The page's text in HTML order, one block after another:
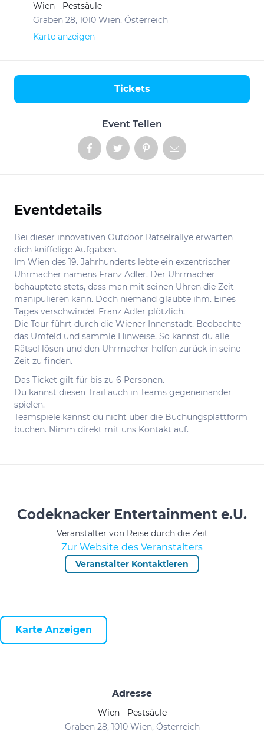
Wien - Pestsäule
Graben 28, 1010 Wien, Österreich
Karte anzeigen
Event Teilen
Tickets
Informationen
Eventdetails
Bei dieser innovativen Outdoor Rätselrallye erwarten
dich kniffelige Aufgaben.
Im Wien des 19. Jahrhunderts lebte ein exzentrischer
Uhrmacher namens Franz Adler. Der Uhrmacher
behauptete stets, dass man mit seinen Uhren die Zeit
manipulieren kann. Doch niemand glaubte ihm. Eines
Tages verschwindet Franz Adler plötzlich.
Die Tour führt durch die Wiener Innenstadt. Beobachte
das Umfeld und sammle Hinweise. So kannst du alle
Rätsel lösen und den Uhrmacher helfen zurück in seine
Zeit zu finden.
Das Ticket gilt für bis zu 6 Personen.
Du kannst diesen Trail auch in Teams gegeneinander
spielen.
Teamspiele kannst du nicht über die Buchungsplattform
buchen. Nimm direkt mit uns Kontakt auf.
Codeknacker Entertainment e.U.
Veranstalter von Reise durch die Zeit
Zur Website des Veranstalters
Veranstalter Kontaktieren
Karte Anzeigen
Adresse
Wien - Pestsäule
Graben 28, 1010 Wien, Österreich